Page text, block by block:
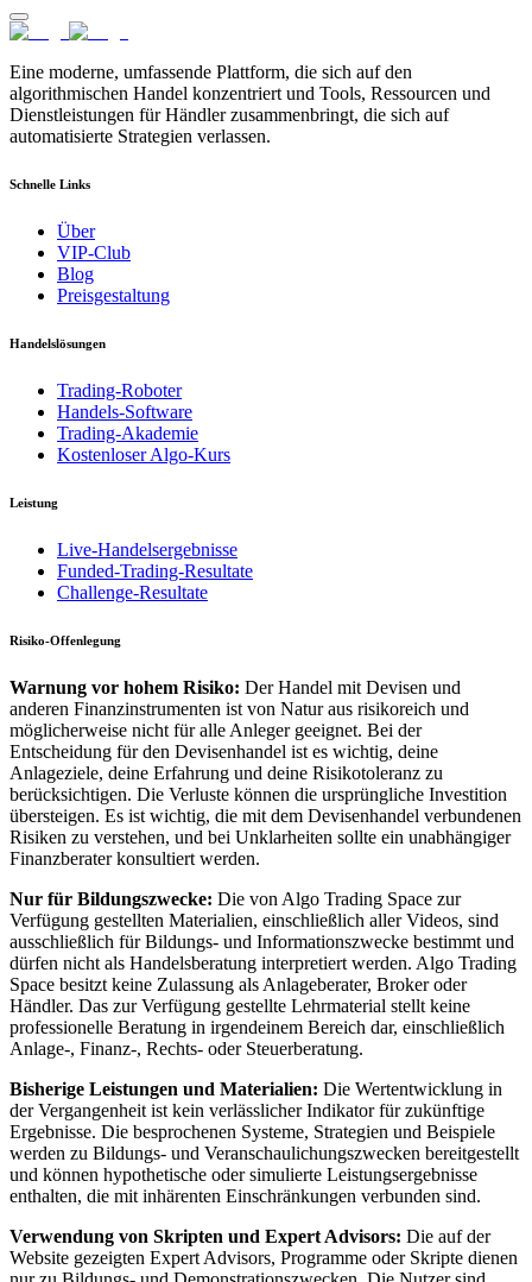
Eine moderne, umfassende Plattform, die sich auf den
algorithmischen Handel konzentriert und Tools, Ressourcen und
Dienstleistungen für Händler zusammenbringt, die sich auf
automatisierte Strategien verlassen.
Schnelle Links
Über
VIP-Club
Blog
Preisgestaltung
Handelslösungen
Trading-Roboter
Handels-Software
Trading-Akademie
Kostenloser Algo-Kurs
Leistung
Live-Handelsergebnisse
Funded-Trading-Resultate
Challenge-Resultate
Risiko-Offenlegung
Warnung vor hohem Risiko: Der Handel mit Devisen und
anderen Finanzinstrumenten ist von Natur aus risikoreich und
möglicherweise nicht für alle Anleger geeignet. Bei der
Entscheidung für den Devisenhandel ist es wichtig, deine
Anlageziele, deine Erfahrung und deine Risikotoleranz zu
berücksichtigen. Die Verluste können die ursprüngliche Investition
übersteigen. Es ist wichtig, die mit dem Devisenhandel verbundenen
Risiken zu verstehen, und bei Unklarheiten sollte ein unabhängiger
Finanzberater konsultiert werden.
Nur für Bildungszwecke: Die von Algo Trading Space zur
Verfügung gestellten Materialien, einschließlich aller Videos, sind
ausschließlich für Bildungs- und Informationszwecke bestimmt und
dürfen nicht als Handelsberatung interpretiert werden. Algo Trading
Space besitzt keine Zulassung als Anlageberater, Broker oder
Händler. Das zur Verfügung gestellte Lehrmaterial stellt keine
professionelle Beratung in irgendeinem Bereich dar, einschließlich
Anlage-, Finanz-, Rechts- oder Steuerberatung.
Bisherige Leistungen und Materialien: Die Wertentwicklung in
der Vergangenheit ist kein verlässlicher Indikator für zukünftige
Ergebnisse. Die besprochenen Systeme, Strategien und Beispiele
werden zu Bildungs- und Veranschaulichungszwecken bereitgestellt
und können hypothetische oder simulierte Leistungsergebnisse
enthalten, die mit inhärenten Einschränkungen verbunden sind.
Verwendung von Skripten und Expert Advisors: Die auf der
Website gezeigten Expert Advisors, Programme oder Skripte dienen